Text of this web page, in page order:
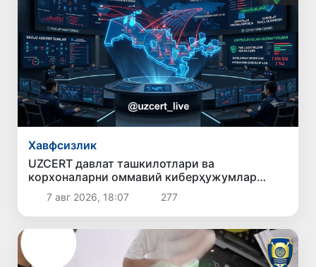
Хавфсизлик
UZCERT давлат ташкилотлари ва
корхоналарни оммавий киберҳужумлар
ҳақида огоҳлантирди
7 авг 2026, 18:07 277